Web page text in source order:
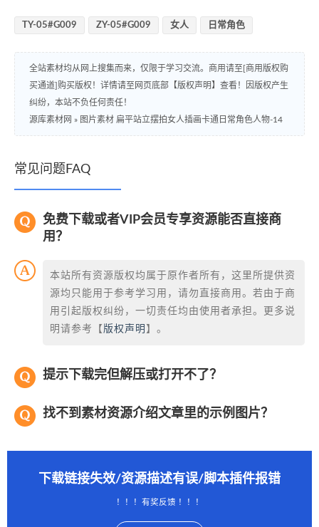
TY-05#G009 ZY-05#G009 女人 日常角色
全站素材均从网上搜集而来，仅限于学习交流。商用请至[商用版权购
买通道]购买版权！详情请至网页底部【版权声明】查看！因版权产生
纠纷，本站不负任何责任！
源库素材网 » 图片素材 扁平站立摆拍女人插画卡通日常角色人物-14
常见问题FAQ
免费下载或者VIP会员专享资源能否直接商
用？
本站所有资源版权均属于原作者所有，这里所提供资
源均只能用于参考学习用，请勿直接商用。若由于商
用引起版权纠纷，一切责任均由使用者承担。更多说
明请参考【 版权声明 】。
提示下载完但解压或打开不了？
找不到素材资源介绍文章里的示例图片？
下载链接失效/资源描述有误/脚本插件报错
！！！有奖反馈 ！！！